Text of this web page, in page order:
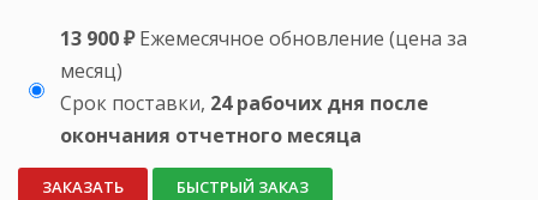
13 900 ₽ Ежемесячное обновление (цена за
месяц)
Срок поставки, 24 рабочих дня после
окончания отчетного месяца
ЗАКАЗАТЬ БЫСТРЫЙ ЗАКАЗ